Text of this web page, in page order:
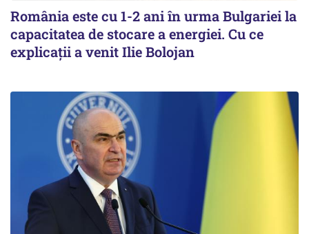
România este cu 1-2 ani în urma Bulgariei la
capacitatea de stocare a energiei. Cu ce
explicații a venit Ilie Bolojan